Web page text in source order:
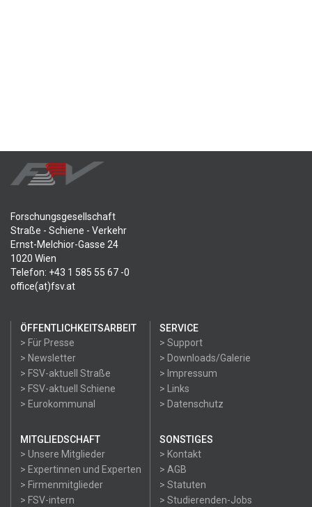
Forschungsgesellschaft
Straße - Schiene - Verkehr
Ernst-Melchior-Gasse 24
1020 Wien
Telefon: +43 1 585 55 67 -0
office(at)fsv.at
ÖFFENTLICHKEITSARBEIT
> Für Presse
> Newsletter
> FSV-aktuell Straße
> FSV-aktuell Schiene
> Eurokommunal
SERVICE
> Support
> Downloads/Galerie
> Impressum
> Links
> Datenschutz
MITGLIEDSCHAFT
> Unsere Mitglieder
> Expertinnen und Experten
> Firmenmitglieder
> FSV-intern
SONSTIGES
> Kontakt
> AGB
> Statuten
> Studierenden-Jobs